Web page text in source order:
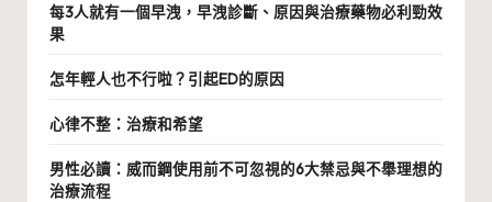
每3人就有一個早洩，早洩診斷、原因與治療藥物必利勁效
果
怎年輕人也不行啦？引起ED的原因
心律不整：治療和希望
男性必讀：威而鋼使用前不可忽視的6大禁忌與不舉理想的
治療流程